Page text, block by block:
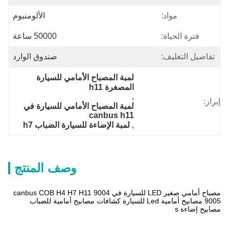
مواد: الألومنيوم
فترة الحياة: 50000 ساعة
تفاصيل التغليف: صندوق الوارد
إبراز:
لمبة المصباح الأمامي للسيارة
المصغرة h11
,
لمبة المصباح الأمامي للسيارة في
canbus h11
, لمبة الإضاءة للسيارة الضباب h7
وصف المنتج
مصباح أمامي صغير LED للسيارة في canbus COB H4 H7 H11 9004
9005 مصابيح أمامية Led للسيارة كشافات مصابيح أمامية للضباب
مصابيح إضاءة s